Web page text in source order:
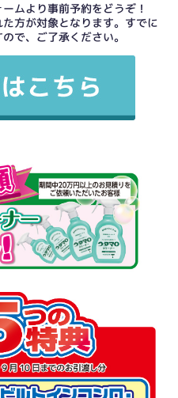
ムより事前予約をどうぞ！
方が対象となります。すでに
で、ご了承ください。